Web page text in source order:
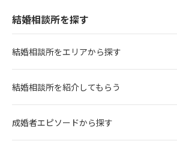
結婚相談所を探す
結婚相談所をエリアから探す
結婚相談所を紹介してもらう
成婚者エピソードから探す